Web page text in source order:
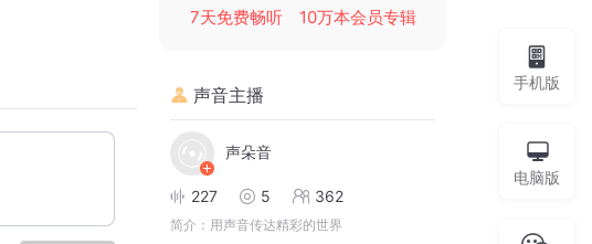
7天免费畅听
10万本会员专辑
声音主播
声朵音
227 5 362
简介： 用声音传达精彩的世界
手机版
电脑版